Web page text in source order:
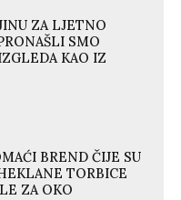
ZA LJETNO
SMO
KAO IZ
BREND ČIJE SU
TORBICE
ZA OKO